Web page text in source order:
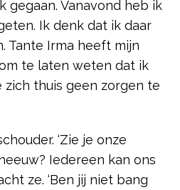
gegaan. Vanavond heb ik
Ik denk dat ik daar
Tante Irma heeft mijn
te laten weten dat ik
zich thuis geen zorgen te
‘Zie je onze
Iedereen kan ons
ze. ‘Ben jij niet bang